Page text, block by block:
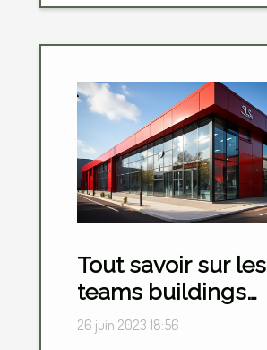
Tout savoir sur les
teams buildings
sportifs
26 juin 2023 18:56